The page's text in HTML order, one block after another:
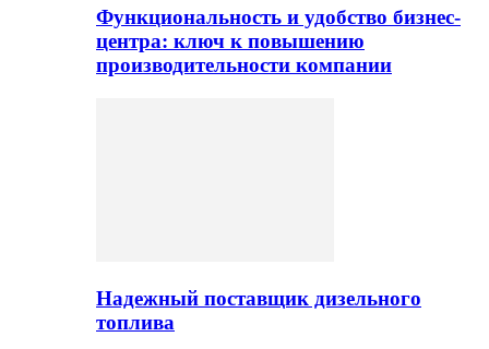
Функциональность и удобство бизнес-
центра: ключ к повышению
производительности компании
Надежный поставщик дизельного
топлива